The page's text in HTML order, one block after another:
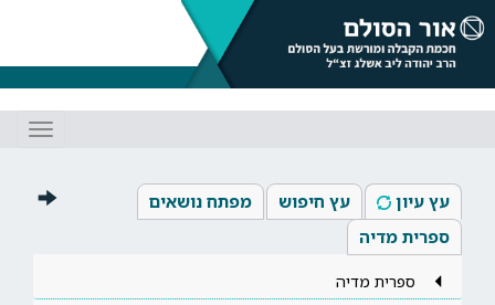
עץ עיון עץ חיפוש
מפתח נושאים
ספרית מדיה
ספרית מדיה